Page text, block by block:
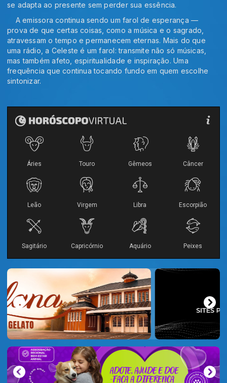
se adapta ao presente sem perder sua essência.
A emissora continua sendo um farol de esperança —
prova de que certas coisas, como a música e o sagrado,
atravessam o tempo e permanecem eternas. Mais do que
uma rádio, a Celeste é um farol: transmite não só músicas,
mas também afeto, espiritualidade e inspiração. Uma
frequência que continua tocando fundo em quem escolhe
sintonizar.